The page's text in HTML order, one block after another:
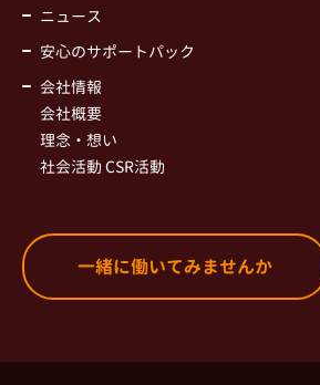
ニュース
安心のサポートパック
会社情報
会社概要
理念・想い
社会活動 CSR活動
一緒に働いてみませんか